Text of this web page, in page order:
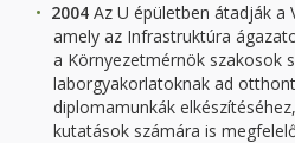
2004 Az U épületben átadják a
amely az Infrastruktúra
a Környezetmérnök szakosok
laborgyakorlatoknak ad
diplomamunkák
kutatások számára is